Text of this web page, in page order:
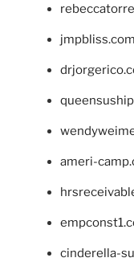
jmpbliss.com
ameri-
cinderella-